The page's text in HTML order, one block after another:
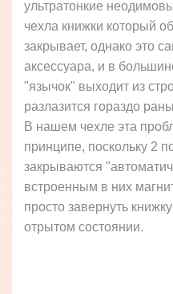
ультратонкие
чехла книжки который
закрывает, однако это
аксессуара, и в
"язычок" выходит из
разлазится гораздо
В нашем чехле эта
принципе, поскольку 2
закрываются
встроенным в них
просто завернуть
отрытом состоянии.